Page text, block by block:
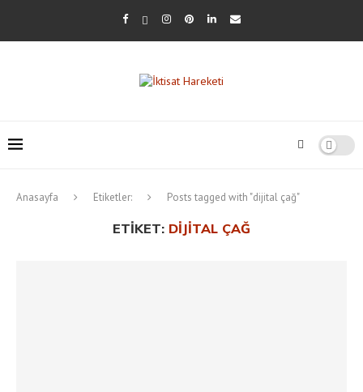
Anasayfa Etiketler: Posts tagged with "dijital çağ"
ETIKET: DIJITAL ÇAĞ